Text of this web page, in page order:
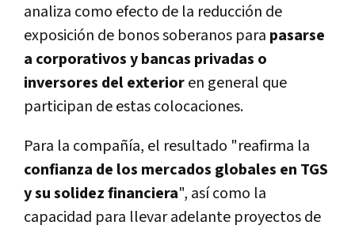
analiza como efecto de la reducción de
exposición de bonos soberanos para pasarse
a corporativos y bancas privadas o
inversores del exterioren general que
participan de estas colocaciones.
Para la compañía, el resultado "reafirma la
confianza de los mercados globales en TGS
y su solidez financiera", así como la
capacidad para llevar adelante proyectos de